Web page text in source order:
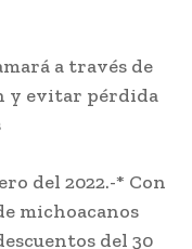
a través de
y evitar pérdida
del 2022.-* Con
michoacanos
del 30